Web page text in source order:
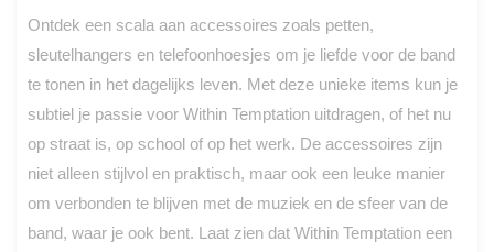
Ontdek een scala aan accessoires zoals petten,
sleutelhangers en telefoonhoesjes om je liefde voor de band
te tonen in het dagelijks leven. Met deze unieke items kun je
subtiel je passie voor Within Temptation uitdragen, of het nu
op straat is, op school of op het werk. De accessoires zijn
niet alleen stijlvol en praktisch, maar ook een leuke manier
om verbonden te blijven met de muziek en de sfeer van de
band, waar je ook bent. Laat zien dat Within Temptation een